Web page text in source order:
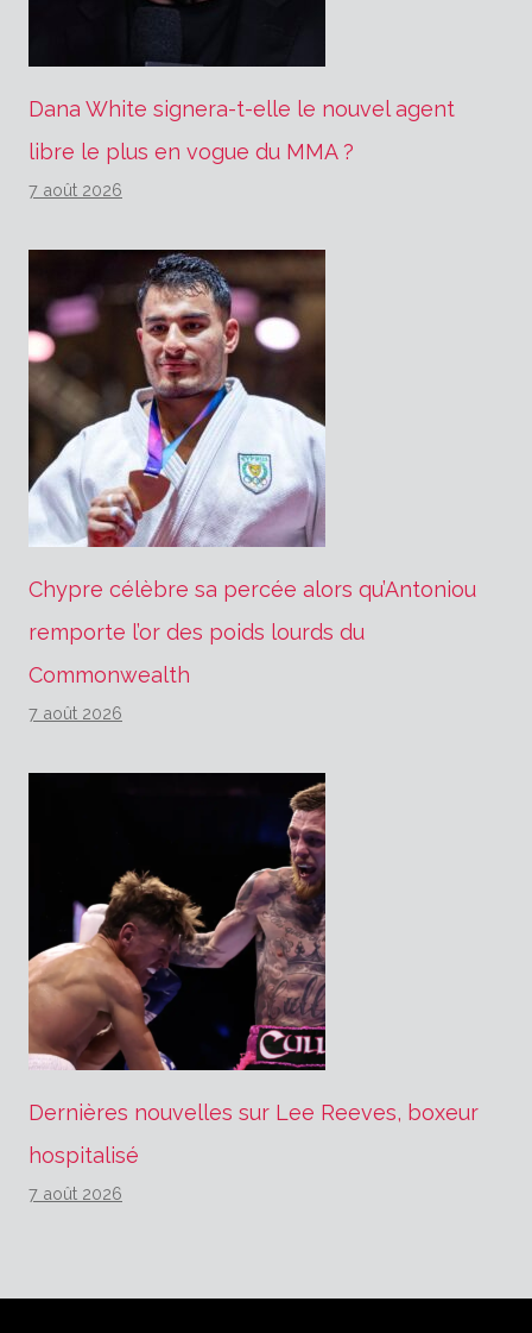
Dana White signera-t-elle le nouvel agent
libre le plus en vogue du MMA ?
7 août 2026
Chypre célèbre sa percée alors qu’Antoniou
remporte l’or des poids lourds du
Commonwealth
7 août 2026
Dernières nouvelles sur Lee Reeves, boxeur
hospitalisé
7 août 2026